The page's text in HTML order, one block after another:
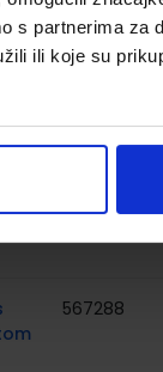
s partnerima za
ili koje su
567288